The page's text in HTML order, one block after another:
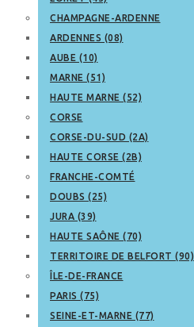
CHAMPAGNE-ARDENNE
ARDENNES (08)
AUBE (10)
MARNE (51)
HAUTE MARNE (52)
CORSE
CORSE-DU-SUD (2A)
HAUTE CORSE (2B)
FRANCHE-COMTÉ
DOUBS (25)
JURA (39)
HAUTE SAÔNE (70)
TERRITOIRE DE BELFORT (90)
ÎLE-DE-FRANCE
PARIS (75)
SEINE-ET-MARNE (77)